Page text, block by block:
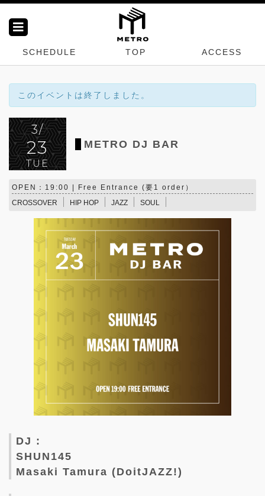
SCHEDULE TOP ACCESS
このイベントは終了しました。
3/
23
TUE
METRO DJ BAR
OPEN：19:00 | Free Entrance (要1 order）
CROSSOVER
HIP HOP JAZZ SOUL
DJ :
SHUN145
Masaki Tamura (DoitJAZZ!)